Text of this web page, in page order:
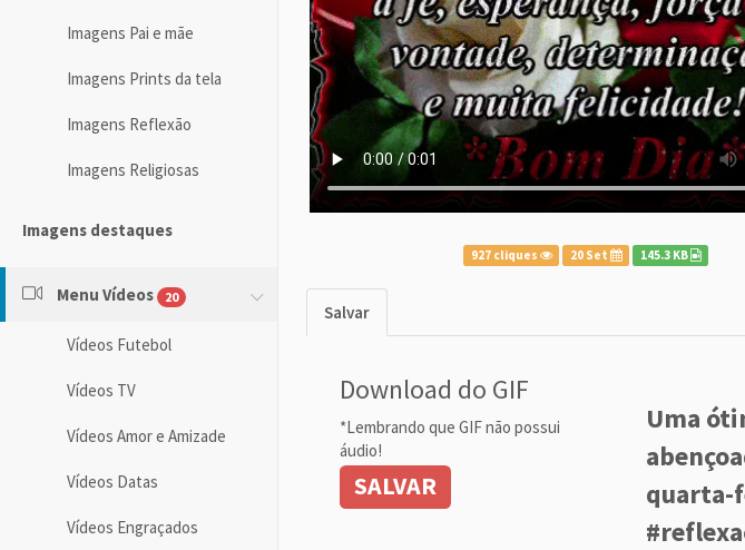
Imagens Pai e mãe
Imagens Prints da tela
Imagens Reflexão
Imagens Religiosas
Imagens destaques
Menu Vídeos 20
Vídeos Futebol
Vídeos TV
Vídeos Amor e Amizade
Vídeos Datas
Vídeos Engraçados
927 cliques 20 Set 145.3 KB
Salvar
Download do GIF
*Lembrando que GIF não possui
áudio!
SALVAR
Uma
quarta-